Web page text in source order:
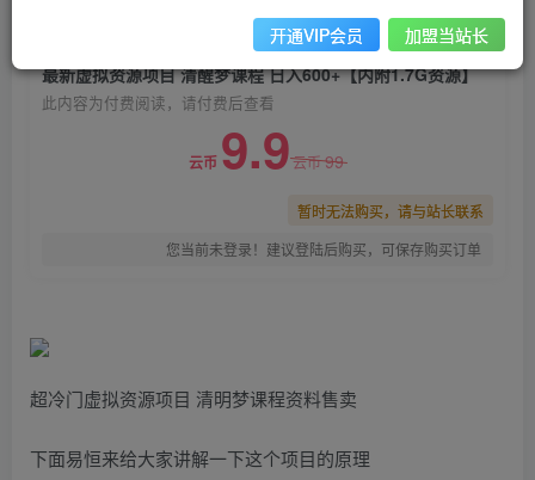
最新虚拟资源项目 清醒梦课程 日入600+【内附1.7G资源】
此内容为付费阅读，请付费后查看
云币 9.9云币99
暂时无法购买，请与站长联系
您当前未登录！建议登陆后购买，可保存购买订单
超冷门虚拟资源项目 清明梦课程资料售卖
下面易恒来给大家讲解一下这个项目的原理
开通VIP会员 加盟当站长